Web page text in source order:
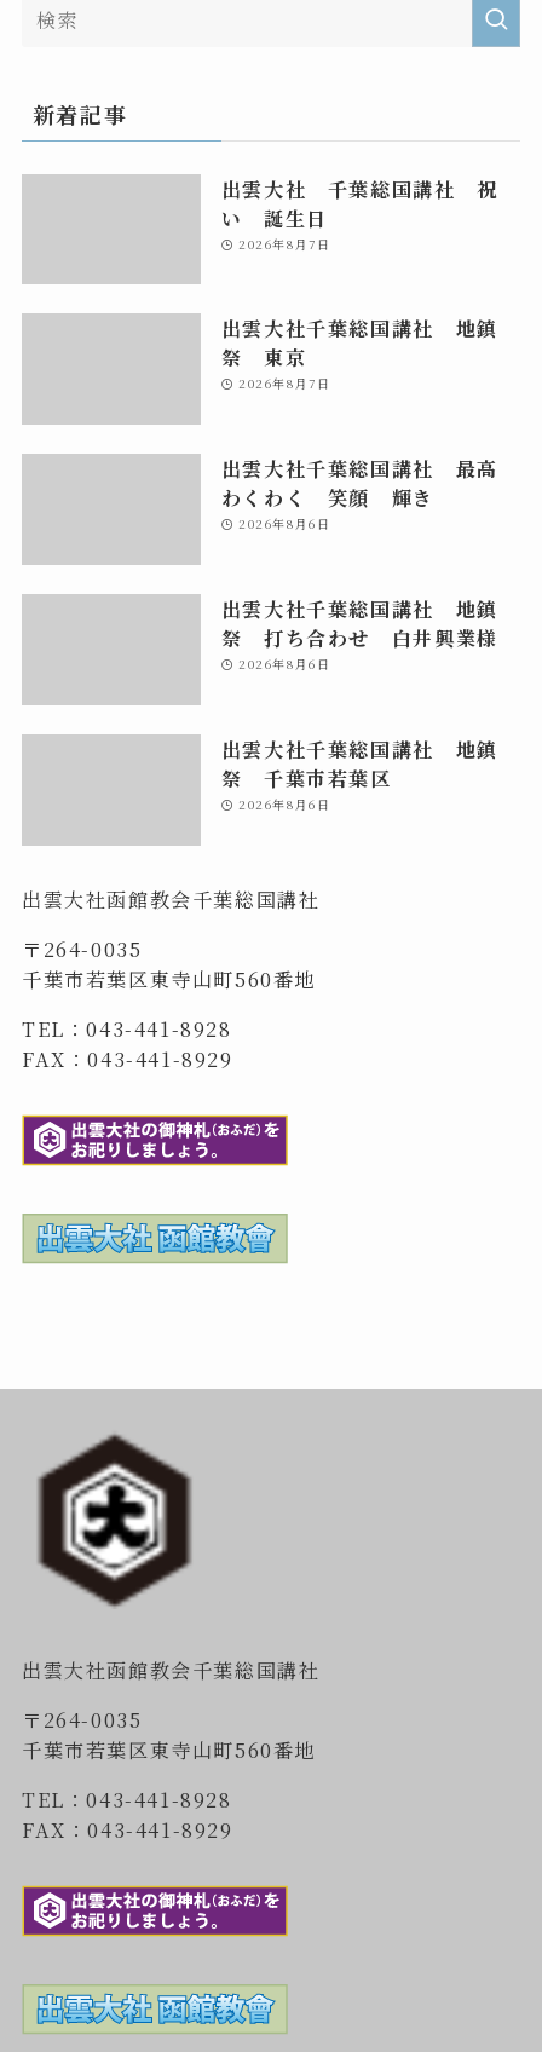
新着記事
出雲大社 千葉総国講社 祝
い 誕生日
2026年8月7日
出雲大社千葉総国講社 地鎮
祭 東京
2026年8月7日
出雲大社千葉総国講社 最高
わくわく 笑顔 輝き
2026年8月6日
出雲大社千葉総国講社 地鎮
祭 打ち合わせ 白井興業様
2026年8月6日
出雲大社千葉総国講社 地鎮
祭 千葉市若葉区
2026年8月6日
出雲大社函館教会千葉総国講社
〒264-0035
千葉市若葉区東寺山町560番地
TEL：043-441-8928
FAX：043-441-8929
出雲大社函館教会千葉総国講社
〒264-0035
千葉市若葉区東寺山町560番地
TEL：043-441-8928
FAX：043-441-8929